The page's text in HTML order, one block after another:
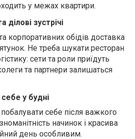
у межах квартири.
ділові зустрічі
корпоративних обідів доставка
Не треба шукати ресторан
сети та роли приїдуть
та партнери залишаться
у будні
побалувати себе після важкого
начинок і красива
день особливим.